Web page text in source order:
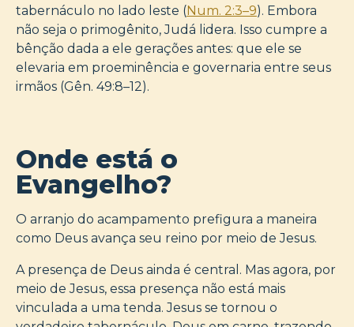
tabernáculo no lado leste (Num. 2:3–9). Embora
não seja o primogênito, Judá lidera. Isso cumpre a
bênção dada a ele gerações antes: que ele se
elevaria em proeminência e governaria entre seus
irmãos (Gên. 49:8–12).
Onde está o
Evangelho?
O arranjo do acampamento prefigura a maneira
como Deus avança seu reino por meio de Jesus.
A presença de Deus ainda é central. Mas agora, por
meio de Jesus, essa presença não está mais
vinculada a uma tenda. Jesus se tornou o